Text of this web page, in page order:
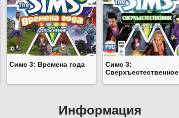
Симс 3: Времена года
Симс 3:
Сверхъестественное
Информация